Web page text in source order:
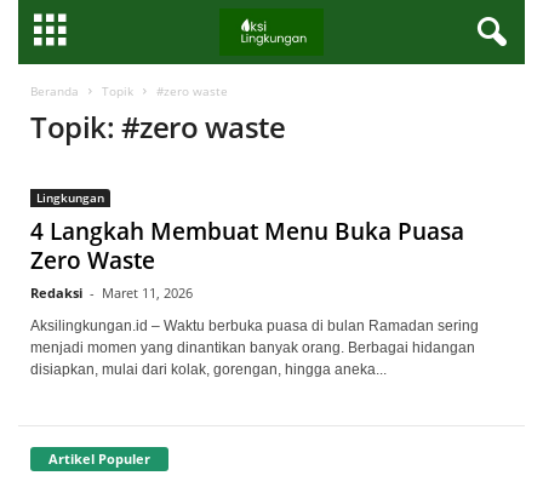
Beranda Topik #zero waste
Topik: #zero waste
Lingkungan
4 Langkah Membuat Menu Buka Puasa
Zero Waste
Redaksi - Maret 11, 2026
Aksilingkungan.id – Waktu berbuka puasa di bulan Ramadan sering
menjadi momen yang dinantikan banyak orang. Berbagai hidangan
disiapkan, mulai dari kolak, gorengan, hingga aneka...
Artikel Populer